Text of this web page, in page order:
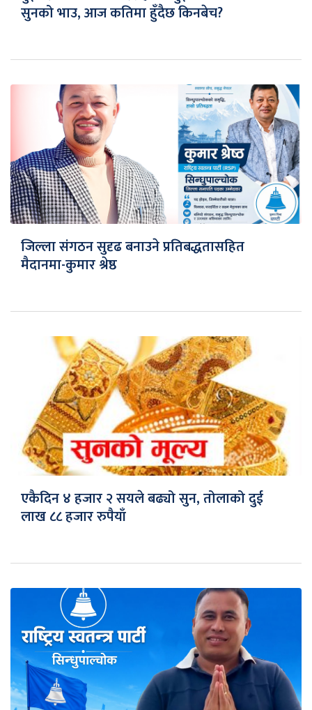
सुनको भाउ, आज कतिमा हुँदैछ किनबेच?
जिल्ला संगठन सुदृढ बनाउने प्रतिबद्धतासहित
मैदानमा-कुमार श्रेष्ठ
एकैदिन ४ हजार २ सयले बढ्यो सुन, तोलाको दुई
लाख ८८ हजार रुपैयाँ